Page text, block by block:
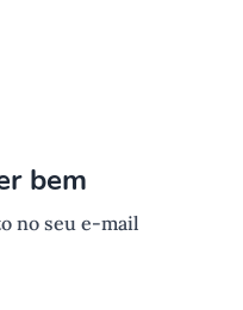
bem
no seu e-mail